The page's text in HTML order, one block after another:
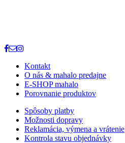
Kontakt
O nás & mahalo predajne
E-SHOP mahalo
Porovnanie produktov
Spôsoby platby
Možnosti dopravy
Reklamácia, výmena a vrátenie
Kontrola stavu objednávky